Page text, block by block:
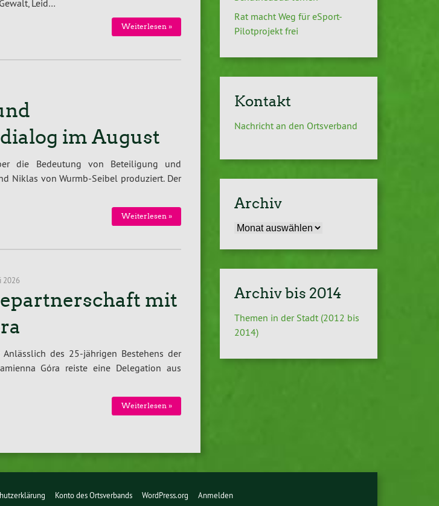
Leid…
Weiterlesen »
im August
die Bedeutung von Beteiligung und
Niklas von Wurmb-Seibel produziert. Der
Weiterlesen »
2026
mit
des 25-jährigen Bestehens der
Góra reiste eine Delegation aus
Weiterlesen »
Rat macht Weg für eSport-
Pilotprojekt frei
Kontakt
Nachricht an den Ortsverband
Archiv
Archiv
Archiv bis 2014
Themen in der Stadt (2012 bis
2014)
Konto des Ortsverbands WordPress.org Anmelden